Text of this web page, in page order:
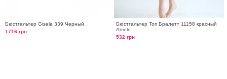
Бюстгальтер Gisela 339 Черный
1716 грн
Бюстгальтер Топ Бралетт 11158 красный
Aniele
532 грн